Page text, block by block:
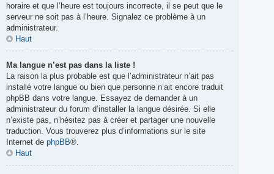
horaire et que l’heure est toujours incorrecte, il se peut que le
serveur ne soit pas à l’heure. Signalez ce problème à un
administrateur.
Haut
Ma langue n’est pas dans la liste !
La raison la plus probable est que l’administrateur n’ait pas
installé votre langue ou bien que personne n’ait encore traduit
phpBB dans votre langue. Essayez de demander à un
administrateur du forum d’installer la langue désirée. Si elle
n’existe pas, n’hésitez pas à créer et partager une nouvelle
traduction. Vous trouverez plus d’informations sur le site
Internet de phpBB®.
Haut